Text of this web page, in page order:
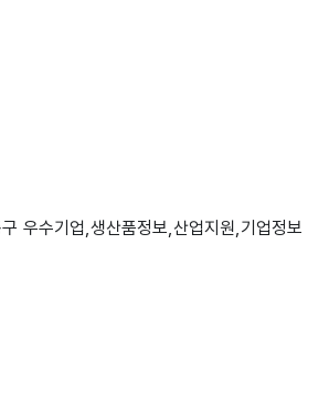
우수기업,생산품정보,산업지원,기업정보